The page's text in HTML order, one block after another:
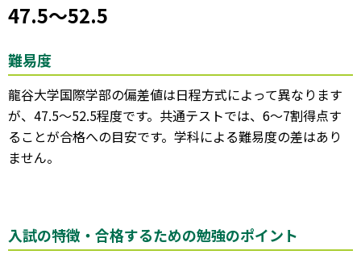
47.5～52.5
難易度
龍谷大学国際学部の偏差値は日程方式によって異なります
が、47.5～52.5程度です。共通テストでは、6～7割得点す
ることが合格への目安です。学科による難易度の差はあり
ません。
入試の特徴・合格するための勉強のポイント